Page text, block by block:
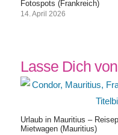
Fotospots (Frankreich)
14. April 2026
Lasse Dich
Urlaub in Mauritius –
Mietwagen (Mauritius)